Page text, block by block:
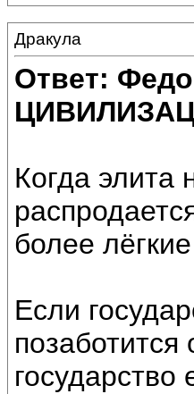
Дракула
Ответ:
Когда элита
более
Если